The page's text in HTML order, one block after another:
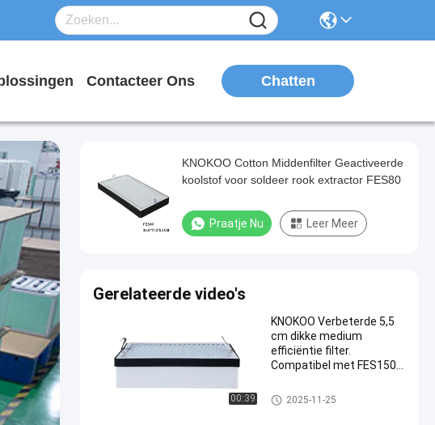
Contacteer Ons Chatten
KNOKOO Cotton Middenfilter Geactiveerde
koolstof voor soldeer rook extractor FES80
Praatje Nu Leer Meer
Gerelateerde video's
00:39
KNOKOO Verbeterde 5,5
cm dikke medium
efficiëntie filter.
Compatibel met FES150
Toestellen voor rooktrekkers
2025-11-25